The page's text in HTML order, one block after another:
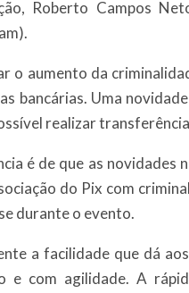
Roberto Campos
o aumento da
bancárias. Uma
realizar
é de que as novidades
do Pix com
durante o evento.
a facilidade que dá
e com agilidade. A